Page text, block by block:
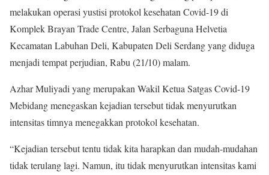
melakukan operasi yustisi protokol kesehatan Covid-19 di
Komplek Brayan Trade Centre, Jalan Serbaguna Helvetia
Kecamatan Labuhan Deli, Kabupaten Deli Serdang yang diduga
menjadi tempat perjudian, Rabu (21/10) malam.
Azhar Muliyadi yang merupakan Wakil Ketua Satgas Covid-19
Mebidang menegaskan kejadian tersebut tidak menyurutkan
intensitas timnya menegakkan protokol kesehatan.
“Kejadian tersebut tentu tidak kita harapkan dan mudah-mudahan
tidak terulang lagi. Namun, itu tidak menyurutkan intensitas kami